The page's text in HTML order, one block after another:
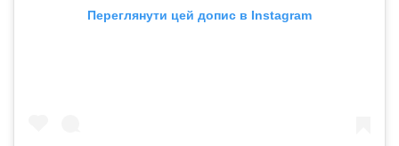
Переглянути цей допис в Instagram